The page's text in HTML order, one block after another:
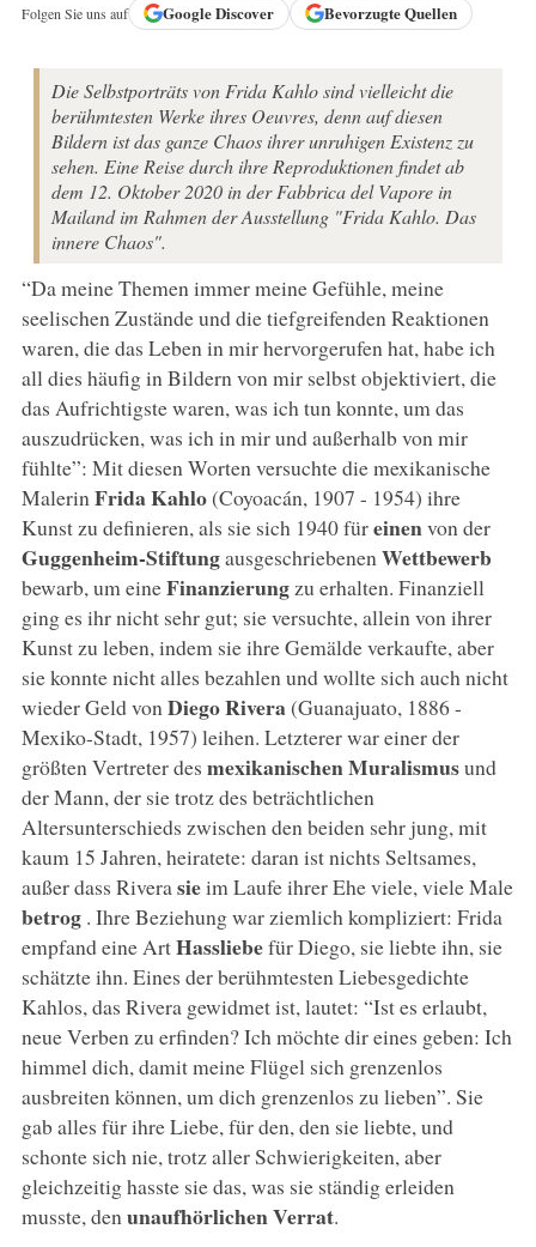
Folgen Sie uns auf GoogleDiscover Bevorzugte Quellen
Die Selbstporträts von Frida Kahlo sind vielleicht die
berühmtesten Werke ihres Oeuvres, denn auf diesen
Bildern ist das ganze Chaos ihrer unruhigen Existenz zu
sehen. Eine Reise durch ihre Reproduktionen findet ab
dem 12. Oktober 2020 in der Fabbrica del Vapore in
Mailand im Rahmen der Ausstellung "Frida Kahlo. Das
innere Chaos".
“Da meine Themen immer meine Gefühle, meine
seelischen Zustände und die tiefgreifenden Reaktionen
waren, die das Leben in mir hervorgerufen hat, habe ich
all dies häufig in Bildern von mir selbst objektiviert, die
das Aufrichtigste waren, was ich tun konnte, um das
auszudrücken, was ich in mir und außerhalb von mir
fühlte”: Mit diesen Worten versuchte die mexikanische
Malerin Frida Kahlo(Coyoacán, 1907 - 1954) ihre
Kunst zu definieren, als sie sich 1940 füreinenvon der
Guggenheim-Stiftungausgeschriebenen Wettbewerb
bewarb, um eineFinanzierungzu erhalten. Finanziell
ging es ihr nicht sehr gut; sie versuchte, allein von ihrer
Kunst zu leben, indem sie ihre Gemälde verkaufte, aber
sie konnte nicht alles bezahlen und wollte sich auch nicht
wieder Geld von Diego Rivera(Guanajuato, 1886 -
Mexiko-Stadt, 1957) leihen. Letzterer war einer der
größten Vertreter des mexikanischen Muralismusund
der Mann, der sie trotz des beträchtlichen
Altersunterschieds zwischen den beiden sehr jung, mit
kaum 15 Jahren, heiratete: daran ist nichts Seltsames,
außer dass Rivera sieim Laufe ihrer Ehe viele, viele Male
betrog . Ihre Beziehung war ziemlich kompliziert: Frida
empfand eine ArtHassliebefür Diego, sie liebte ihn, sie
schätzte ihn. Eines der berühmtesten Liebesgedichte
Kahlos, das Rivera gewidmet ist, lautet: “Ist es erlaubt,
neue Verben zu erfinden? Ich möchte dir eines geben: Ich
himmel dich, damit meine Flügel sich grenzenlos
ausbreiten können, um dich grenzenlos zu lieben”. Sie
gab alles für ihre Liebe, für den, den sie liebte, und
schonte sich nie, trotz aller Schwierigkeiten, aber
gleichzeitig hasste sie das, was sie ständig erleiden
musste, den unaufhörlichen Verrat.